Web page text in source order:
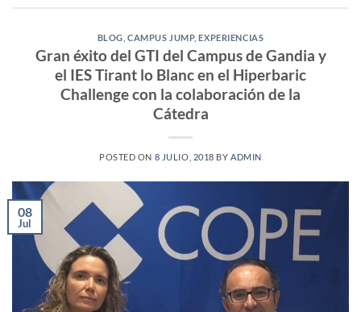
BLOG ,CAMPUS JUMP,EXPERIENCIAS
Gran éxito del GTI del Campus de Gandia y
el IES Tirant lo Blanc en el Hiperbaric
Challenge con la colaboración de la
Cátedra
POSTED ON 8 JULIO, 2018 BYADMIN
08
Jul